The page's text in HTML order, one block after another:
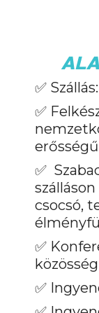
✅
✅
✅
csocsó,
✅
✅